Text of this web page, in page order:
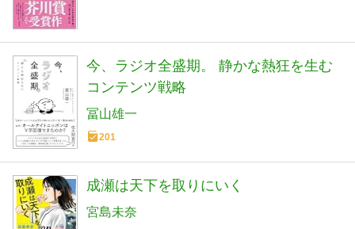
今、ラジオ全盛期。 静かな熱狂を生む
コンテンツ戦略
冨山雄一
201
成瀬は天下を取りにいく
宮島未奈